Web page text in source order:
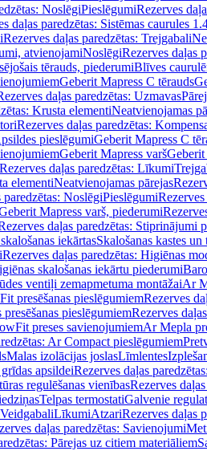
NoslēgiPieslēgumiRezerves
daļas paredzētas: Sistēmas caurules
Rezerves daļas paredzētas: Trejgabali
atvienojamiNoslēgiRezerves daļas
tērauds, piederumiBlīves
Geberit Mapress C tērauds
daļas paredzētas: Uzmavas
Krusta elementiNeatvienojamas
Rezerves daļas paredzētas:
pieslēgumiGeberit Mapress C
Geberit Mapress varšGeberit
Rezerves daļas paredzētas: Līkumi
elementiNeatvienojamas pārejas
paredzētas: NoslēgiPieslēgumi
Mapress varš, piederumi
daļas paredzētas: Stiprinājumi
iekārtasSkalošanas kastes
Rezerves daļas paredzētas: Higiēnas
skalošanas iekārtu piederumi
ventiļi zemapmetuma montāžaiAr
presēšanas pieslēgumiemRezerves
pieslēgumiemRezerves
preses savienojumiemAr Mepla
Ar Compact pieslēgumiem
Malas izolācijas joslasLīmlentes
apsildeiRezerves daļas
regulēšanas vienībasRezerves
Telpas termostatiGalvenie
LīkumiAtzariRezerves daļas
daļas paredzētas: Savienojumi
Pārejas uz citiem materiāliem